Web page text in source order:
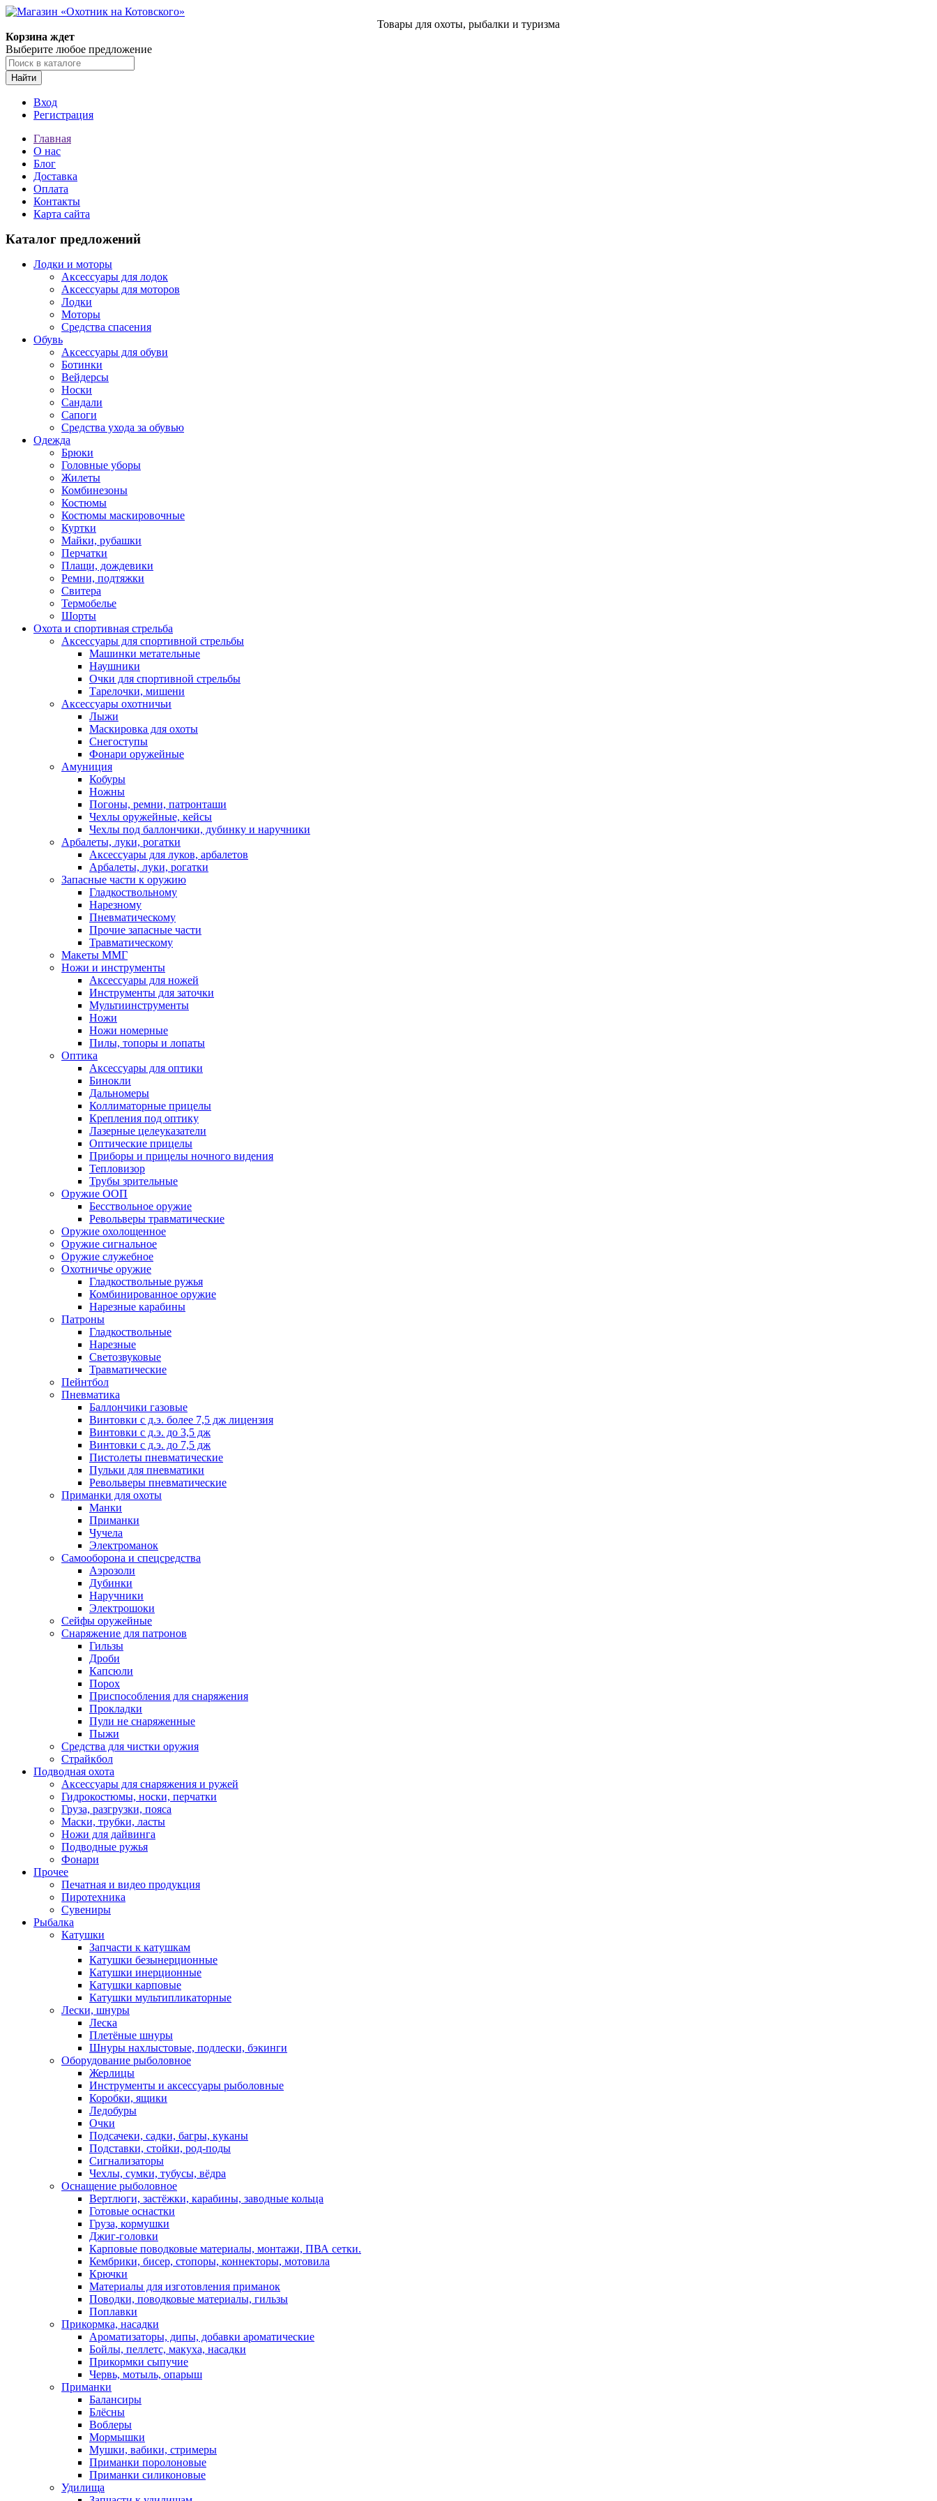
Товары для охоты, рыбалки и туризма
Корзина ждет
Выберите любое предложение
Найти
Вход
Регистрация
Главная
О нас
Блог
Доставка
Оплата
Контакты
Карта сайта
Каталог предложений
Лодки и моторы
Аксессуары для лодок
Аксессуары для моторов
Лодки
Моторы
Средства спасения
Обувь
Аксессуары для обуви
Ботинки
Вейдерсы
Носки
Сандали
Сапоги
Средства ухода за обувью
Одежда
Брюки
Головные уборы
Жилеты
Комбинезоны
Костюмы
Костюмы маскировочные
Куртки
Майки, рубашки
Перчатки
Плащи, дождевики
Ремни, подтяжки
Свитера
Термобелье
Шорты
Охота и спортивная стрельба
Аксессуары для спортивной стрельбы
Машинки метательные
Наушники
Очки для спортивной стрельбы
Тарелочки, мишени
Аксессуары охотничьи
Лыжи
Маскировка для охоты
Снегоступы
Фонари оружейные
Амуниция
Кобуры
Ножны
Погоны, ремни, патронташи
Чехлы оружейные, кейсы
Чехлы под баллончики, дубинку и наручники
Арбалеты, луки, рогатки
Аксессуары для луков, арбалетов
Арбалеты, луки, рогатки
Запасные части к оружию
Гладкоствольному
Нарезному
Пневматическому
Прочие запасные части
Травматическому
Макеты ММГ
Ножи и инструменты
Аксессуары для ножей
Инструменты для заточки
Мультиинструменты
Ножи
Ножи номерные
Пилы, топоры и лопаты
Оптика
Аксессуары для оптики
Бинокли
Дальномеры
Коллиматорные прицелы
Крепления под оптику
Лазерные целеуказатели
Оптические прицелы
Приборы и прицелы ночного видения
Тепловизор
Трубы зрительные
Оружие ООП
Бесствольное оружие
Револьверы травматические
Оружие охолощенное
Оружие сигнальное
Оружие служебное
Охотничье оружие
Гладкоствольные ружья
Комбинированное оружие
Нарезные карабины
Патроны
Гладкоствольные
Нарезные
Светозвуковые
Травматические
Пейнтбол
Пневматика
Баллончики газовые
Винтовки с д.э. более 7,5 дж лицензия
Винтовки с д.э. до 3,5 дж
Винтовки с д.э. до 7,5 дж
Пистолеты пневматические
Пульки для пневматики
Револьверы пневматические
Приманки для охоты
Манки
Приманки
Чучела
Электроманок
Самооборона и спецсредства
Аэрозоли
Дубинки
Наручники
Электрошоки
Сейфы оружейные
Снаряжение для патронов
Гильзы
Дроби
Капсюли
Порох
Приспособления для снаряжения
Прокладки
Пули не снаряженные
Пыжи
Средства для чистки оружия
Страйкбол
Подводная охота
Аксессуары для снаряжения и ружей
Гидрокостюмы, носки, перчатки
Груза, разгрузки, пояса
Маски, трубки, ласты
Ножи для дайвинга
Подводные ружья
Фонари
Прочее
Печатная и видео продукция
Пиротехника
Сувениры
Рыбалка
Катушки
Запчасти к катушкам
Катушки безынерционные
Катушки инерционные
Катушки карповые
Катушки мультипликаторные
Лески, шнуры
Леска
Плетёные шнуры
Шнуры нахлыстовые, подлески, бэкинги
Оборудование рыболовное
Жерлицы
Инструменты и аксессуары рыболовные
Коробки, ящики
Ледобуры
Очки
Подсачеки, садки, багры, куканы
Подставки, стойки, род-поды
Сигнализаторы
Чехлы, сумки, тубусы, вёдра
Оснащение рыболовное
Вертлюги, застёжки, карабины, заводные кольца
Готовые оснастки
Груза, кормушки
Джиг-головки
Карповые поводковые материалы, монтажи, ПВА сетки.
Кембрики, бисер, стопоры, коннекторы, мотовила
Крючки
Материалы для изготовления приманок
Поводки, поводковые материалы, гильзы
Поплавки
Прикормка, насадки
Ароматизаторы, дипы, добавки ароматические
Бойлы, пеллетс, макуха, насадки
Прикормки сыпучие
Червь, мотыль, опарыш
Приманки
Балансиры
Блёсны
Воблеры
Мормышки
Мушки, вабики, стримеры
Приманки поролоновые
Приманки силиконовые
Удилища